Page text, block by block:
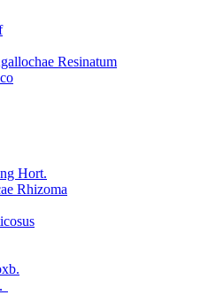
Resinatum
Hort.
Rhizoma